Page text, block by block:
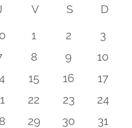
DE
JUEVES
V VIERNES
S SÁBADO
D
0
eventos
1
0
eventos
2
0
3
0
eventos
8
0
eventos
9
0
10
0
eventos
15
0
eventos
16
0
17
0
eventos
22
0
eventos
23
0
24
0
29
0
30
0
31